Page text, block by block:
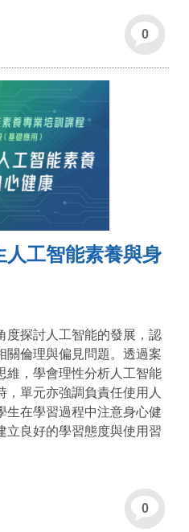
0
工智能素養與身
度探討人工智能的發展，認
關倫理與偏見問題。透過案
維，學會理性分析人工智能
單元亦強調負責任使用人
生在學習過程中注意身心健
立良好的學習態度與使用習
0